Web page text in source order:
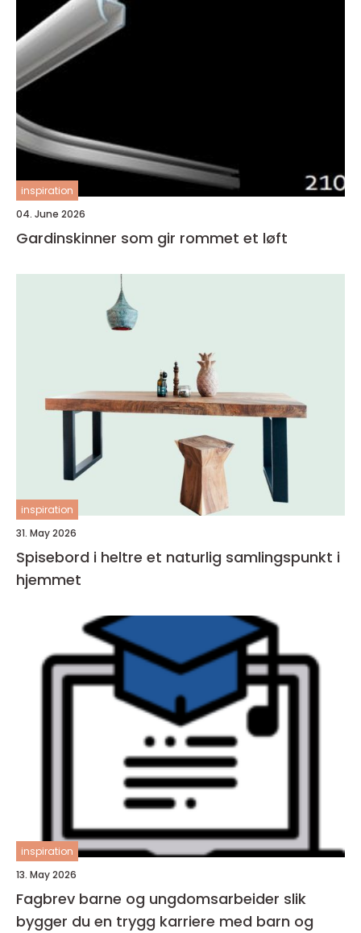
inspiration
04. June 2026
Gardinskinner som gir rommet et løft
inspiration
31. May 2026
Spisebord i heltre et naturlig samlingspunkt i
hjemmet
inspiration
13. May 2026
Fagbrev barne og ungdomsarbeider slik
bygger du en trygg karriere med barn og